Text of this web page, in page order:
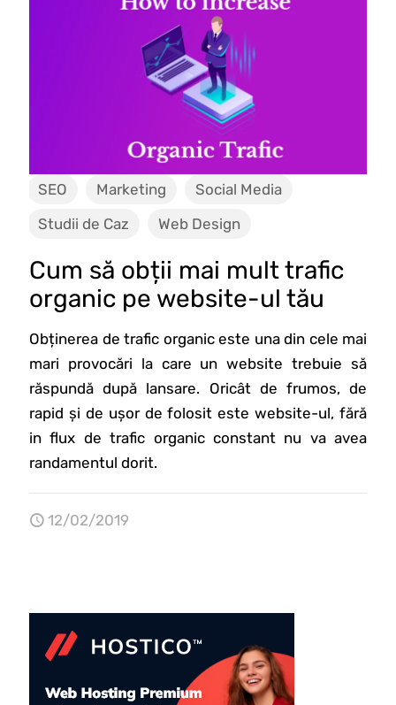
SEO Marketing
Social Media
Studii de Caz
Web Design
Cum să obții mai mult trafic
organic pe website-ul tău
Obținerea de trafic organic este una din cele mai
mari provocări la care un website trebuie să
răspundă după lansare. Oricât de frumos, de
rapid și de ușor de folosit este website-ul, fără
in flux de trafic organic constant nu va avea
randamentul dorit.
12/02/2019